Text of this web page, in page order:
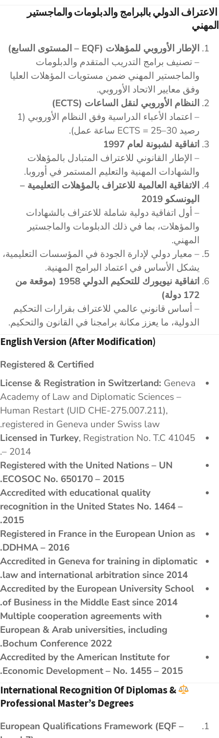
الاعتراف الدولي بالبرامج والدبلومات والماجستير
المهني
الإطار الأوروبي للمؤهلات (EQF – المستوى السابع)
– تصنيف برامج التدريب المتقدم والدبلومات
والماجستير المهني ضمن مستويات المؤهلات العليا
وفق معايير الاتحاد الأوروبي.
النظام الأوروبي لنقل الساعات (ECTS)
– اعتماد الأعباء الدراسية وفق النظام الأوروبي (1
رصيد ECTS = 25–30 ساعة عمل).
اتفاقية لشبونة لعام 1997
– الإطار القانوني للاعتراف المتبادل بالمؤهلات
والشهادات المهنية والتعليم المستمر في أوروبا.
الاتفاقية العالمية للاعتراف بالمؤهلات التعليمية –
اليونسكو 2019
– أول اتفاقية دولية شاملة للاعتراف بالشهادات
والمؤهلات، بما في ذلك الدبلومات والماجستير
المهني.
– معيار دولي لإدارة الجودة في المؤسسات التعليمية،
يشكل الأساس في اعتماد البرامج المهنية.
اتفاقية نيويورك للتحكيم الدولي 1958 (موقعة من
172 دولة)
– أساس قانوني عالمي للاعتراف بقرارات التحكيم
الدولية، ما يعزز مكانة برامجنا في القانون والتحكيم.
Registered & Certified
License & Registration in Switzerland: Geneva
Academy of Law and Diplomatic Sciences –
Human Restart (UID CHE-275.007.211),
registered in Geneva under Swiss law.
Licensed in Turkey, Registration No. T.C 41045
– 2014.
Registered with the United Nations – UN
ECOSOC No. 650170 – 2015.
Accredited with educational quality
recognition in the United States No. 1464 –
2015.
Registered in France in the European Union as
DDHMA – 2016.
Accredited in Geneva for training in diplomatic
law and international arbitration since 2014.
Accredited by the European University School
of Business in the Middle East since 2014.
Multiple cooperation agreements with
European & Arab universities, including
Bochum Conference 2022.
Accredited by the American Institute for
Economic Development – No. 1455 – 2015.
International Recognition Of Diplomas &
Professional Master’s Degrees
European Qualifications Framework (EQF –